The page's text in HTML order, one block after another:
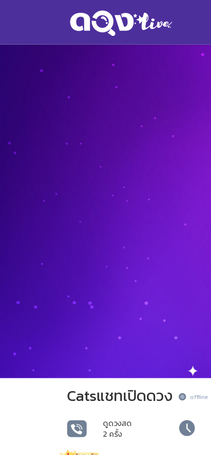
Catsแชทเปิดดวง offline
ดูดวงสด
2 ครั้ง